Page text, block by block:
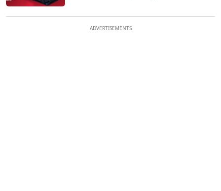
ADVERTISEMENTS